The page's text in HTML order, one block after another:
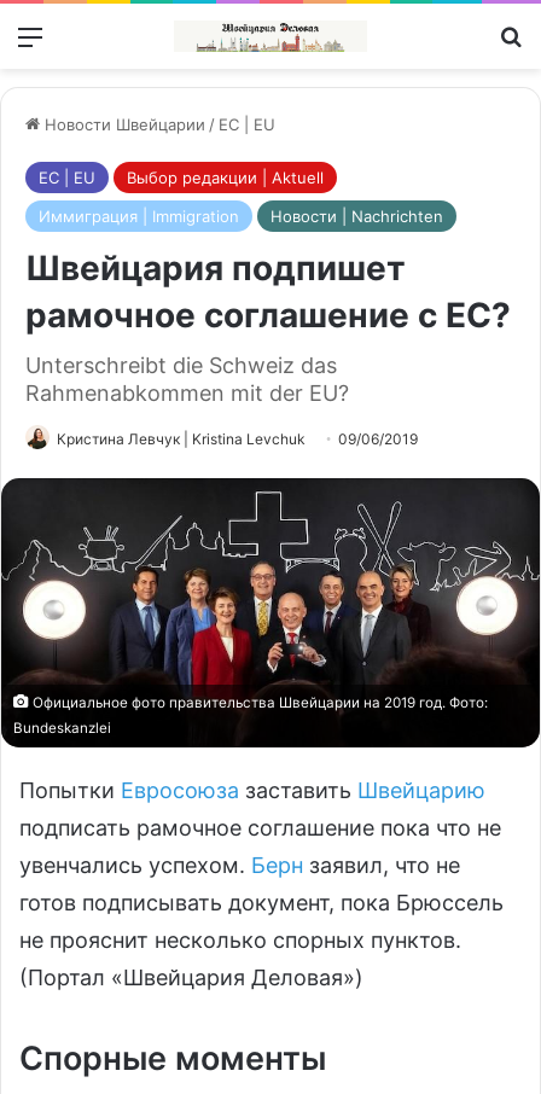
Меню
Новости Швейцарии / ЕС | EU
ЕС | EU
Выбор редакции | Aktuell
Иммиграция | Immigration
Новости | Nachrichten
Швейцария подпишет
рамочное соглашение с ЕС?
Unterschreibt die Schweiz das
Rahmenabkommen mit der EU?
Кристина Левчук | Kristina Levchuk 09/06/2019
Официальное фото правительства Швейцарии на 2019 год. Фото:
Bundeskanzlei
Попытки Евросоюза заставить Швейцарию
подписать рамочное соглашение пока что не
увенчались успехом. Берн заявил, что не
готов подписывать документ, пока Брюссель
не прояснит несколько спорных пунктов.
(Портал «Швейцария Деловая»)
Спорные моменты